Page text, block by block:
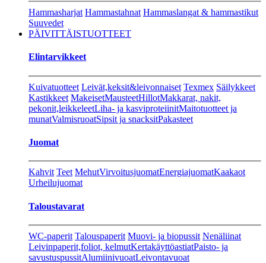
Hammasharjat Hammastahnat Hammaslangat & hammastikut
Suuvedet
PÄIVITTÄISTUOTTEET
Elintarvikkeet
Kuivatuotteet Leivät,keksit&leivonnaiset Texmex Säilykkeet
Kastikkeet MakeisetMausteetHillotMakkarat, nakit,
pekonit,leikkeleetLiha- ja kasviproteiinitMaitotuotteet ja
munatValmisruoatSipsit ja snacksitPakasteet
Juomat
Kahvit Teet MehutVirvoitusjuomatEnergiajuomatKaakaot
Urheilujuomat
Taloustavarat
WC-paperit Talouspaperit Muovi- ja biopussit Nenäliinat
Leivinpaperit,foliot, kelmutKertakäyttöastiatPaisto- ja
savustuspussitAlumiinivuoatLeivontavuoat